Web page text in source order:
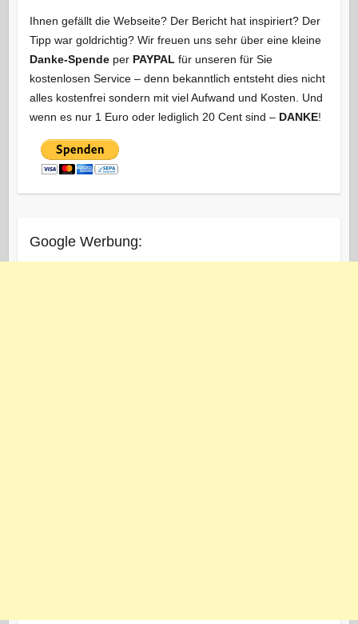
Ihnen gefällt die Webseite? Der Bericht hat inspiriert? Der
Tipp war goldrichtig? Wir freuen uns sehr über eine kleine
Danke-Spendeper PAYPAL für unseren für Sie
kostenlosen Service – denn bekanntlich entsteht dies nicht
alles kostenfrei sondern mit viel Aufwand und Kosten. Und
wenn es nur 1 Euro oder lediglich 20 Cent sind – DANKE!
Google Werbung: